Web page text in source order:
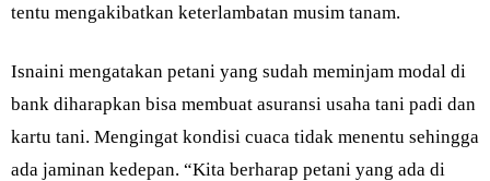
tentu mengakibatkan keterlambatan musim tanam.
Isnaini mengatakan petani yang sudah meminjam modal di
bank diharapkan bisa membuat asuransi usaha tani padi dan
kartu tani. Mengingat kondisi cuaca tidak menentu sehingga
ada jaminan kedepan. “Kita berharap petani yang ada di